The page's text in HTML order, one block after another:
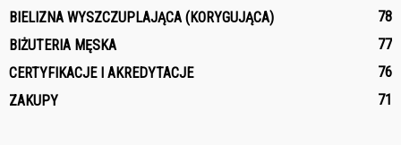
BIELIZNA WYSZCZUPLAJĄCA (KORYGUJĄCA)
78
BIŻUTERIA MĘSKA
77
CERTYFIKACJE I AKREDYTACJE
76
ZAKUPY
71